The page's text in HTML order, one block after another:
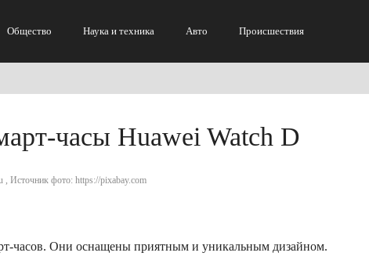
Общество Наука и техника Авто Происшествия
часы Huawei Watch D
, Источник фото: https://pixabay.com
часов. Они оснащены приятным и уникальным дизайном.